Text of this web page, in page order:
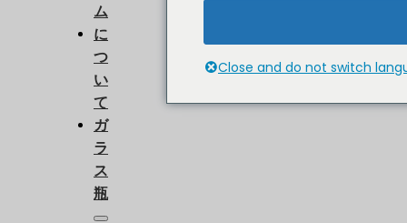
ム
に
つ
い
て
ガ
ラ
ス
瓶
Close and do not switch